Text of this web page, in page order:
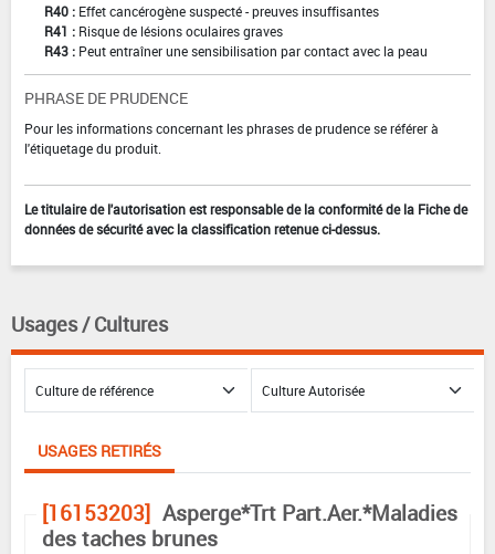
R40 : Effet cancérogène suspecté - preuves insuffisantes
R41 : Risque de lésions oculaires graves
R43 : Peut entraîner une sensibilisation par contact avec la peau
PHRASE DE PRUDENCE
Pour les informations concernant les phrases de prudence se référer à
l'étiquetage du produit.
Le titulaire de l'autorisation est responsable de la conformité de la Fiche de
données de sécurité avec la classification retenue ci-dessus.
Usages / Cultures
USAGES RETIRÉS
[16153203] Asperge*Trt Part.Aer.*Maladies
des taches brunes